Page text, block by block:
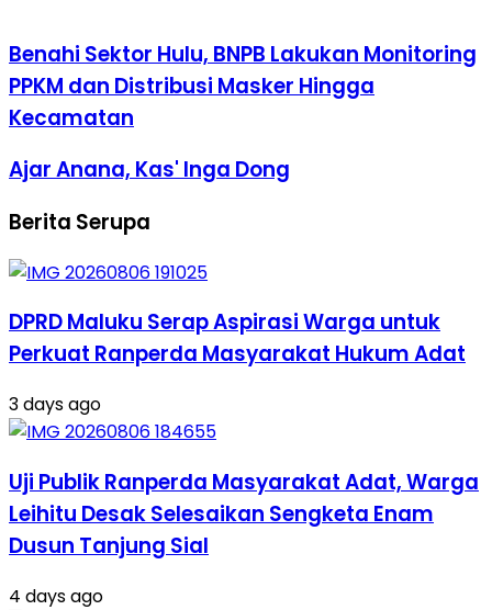
Benahi Sektor Hulu, BNPB Lakukan Monitoring
PPKM dan Distribusi Masker Hingga
Kecamatan
Ajar Anana, Kas' Inga Dong
Berita Serupa
DPRD Maluku Serap Aspirasi Warga untuk
Perkuat Ranperda Masyarakat Hukum Adat
3 days ago
Uji Publik Ranperda Masyarakat Adat, Warga
Leihitu Desak Selesaikan Sengketa Enam
Dusun Tanjung Sial
4 days ago